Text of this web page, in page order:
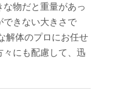
物だと重量があっ
できない大きさで
解体のプロにお任せ
にも配慮して、迅